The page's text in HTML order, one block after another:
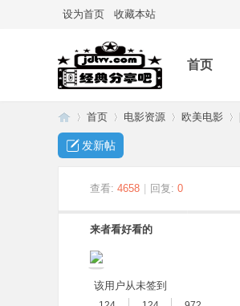
设为首页 收藏本站
首页
首页
›
电影资源
›
欧美电影
发新帖
查看: 4658 回复: 0
来者看好看的
该用户从未签到